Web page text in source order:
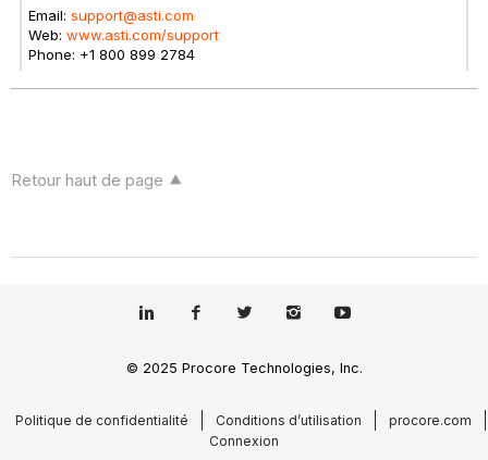
Email:support@asti.com
Web:www.asti.com/support
Phone: +1 800 899 2784
Retour haut de page
© 2025 Procore Technologies, Inc.
Politique de confidentialité Conditions d’utilisation
procore.com
Connexion